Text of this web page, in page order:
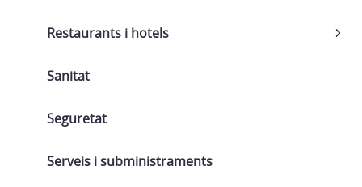
Restaurants i hotels
Sanitat
Seguretat
Serveis i subministraments